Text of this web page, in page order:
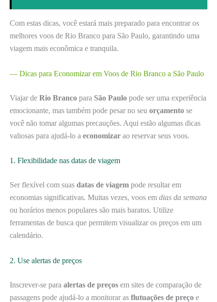
Com estas dicas, você estará mais preparado para encontrar os
melhores voos de Rio Branco para São Paulo, garantindo uma
viagem mais econômica e tranquila.
— Dicas para Economizar em Voos de Rio Branco a São Paulo
Viajar de Rio Branco para São Paulo pode ser uma experiência
emocionante, mas também pode pesar no seu orçamento se
você não tomar algumas precauções. Aqui estão algumas dicas
valiosas para ajudá-lo a economizar ao reservar seus voos.
1. Flexibilidade nas datas de viagem
Ser flexível com suas datas de viagem pode resultar em
economias significativas. Muitas vezes, voos em dias da semana
ou horários menos populares são mais baratos. Utilize
ferramentas de busca que permitem visualizar os preços em um
calendário.
2. Use alertas de preços
Inscrever-se para alertas de preços em sites de comparação de
passagens pode ajudá-lo a monitorar as flutuações de preço e